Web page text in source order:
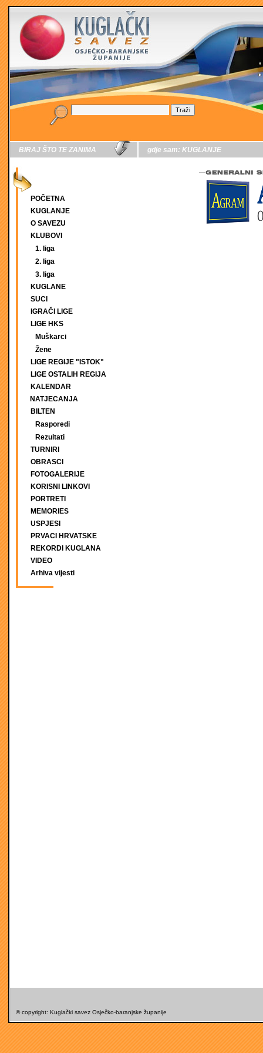
BIRAJ ŠTO TE ZANIMA
POČETNA
KUGLANJE
O SAVEZU
KLUBOVI
1. liga
2. liga
3. liga
KUGLANE
SUCI
IGRAČI LIGE
LIGE HKS
Muškarci
Žene
LIGE REGIJE "ISTOK"
LIGE OSTALIH REGIJA
KALENDAR
NATJECANJA
BILTEN
Rasporedi
Rezultati
TURNIRI
OBRASCI
FOTOGALERIJE
KORISNI LINKOVI
PORTRETI
MEMORIES
USPJESI
PRVACI HRVATSKE
REKORDI KUGLANA
VIDEO
Arhiva vijesti
gdje sam: KUGLANJE
© copyright: Kuglački savez Osječko-baranjske županije